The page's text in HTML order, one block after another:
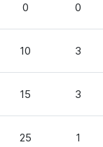
0 0
10 3
15 3
25 1